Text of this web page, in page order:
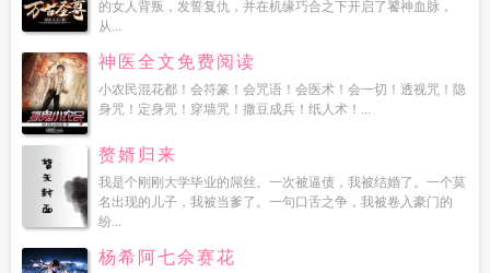
的女人背叛，发誓复仇，并在机缘巧合之下开启了饕神血脉，
从...
神医全文免费阅读
小农民混花都！会符篆！会咒语！会医术！会一切！透视咒！隐
身咒！定身咒！穿墙咒！撒豆成兵！纸人术！...
赘婿归来
我是个刚刚大学毕业的屌丝。一次被逼债，我被结婚了。一个莫
名出现的儿子，我被当爹了。一句口舌之争，我被卷入豪门的
纷...
杨希阿七佘赛花